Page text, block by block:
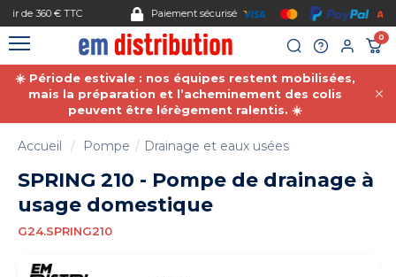
Paiement sécurisé
0
☀️ Période estivale : nos équipes restent mobilisées,
mais la préparation et l’acheminement des colis
peuvent être lérègement ralentis. ☀️
Accueil Pompe Drainage et eaux usées
SPRING 210 - Pompe de drainage à
usage domestique
G24.SPRING210
Gestion des cookies